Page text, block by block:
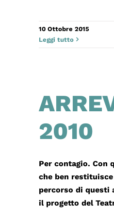
10 Ottobre 2015
Leggi tutto
2010
Per contagio. Con
che ben
percorso di questi
il progetto del